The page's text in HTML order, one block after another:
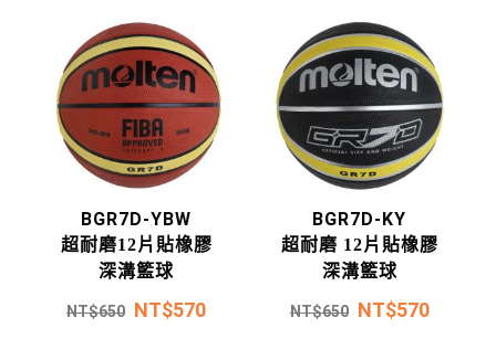
BGR7D-YBW
超耐磨12片貼橡膠
深溝籃球
NT$650 NT$570
BGR7D-KY
超耐磨 12片貼橡膠
深溝籃球
NT$650 NT$570